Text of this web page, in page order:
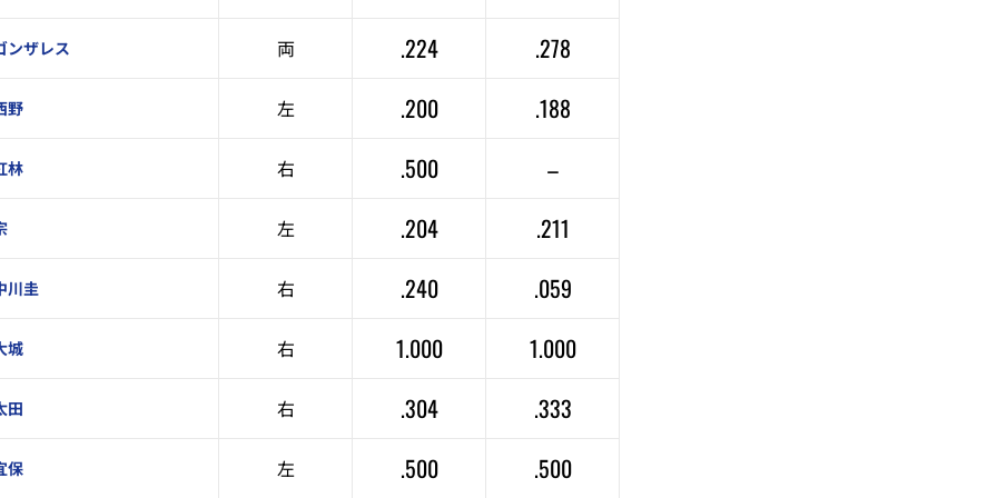
ンザレス 両 .224 .278
野 左 .200 .188
林 右 .500 –
左 .204 .211
川圭 右 .240 .059
城 右 1.000 1.000
田 右 .304 .333
保 左 .500 .500